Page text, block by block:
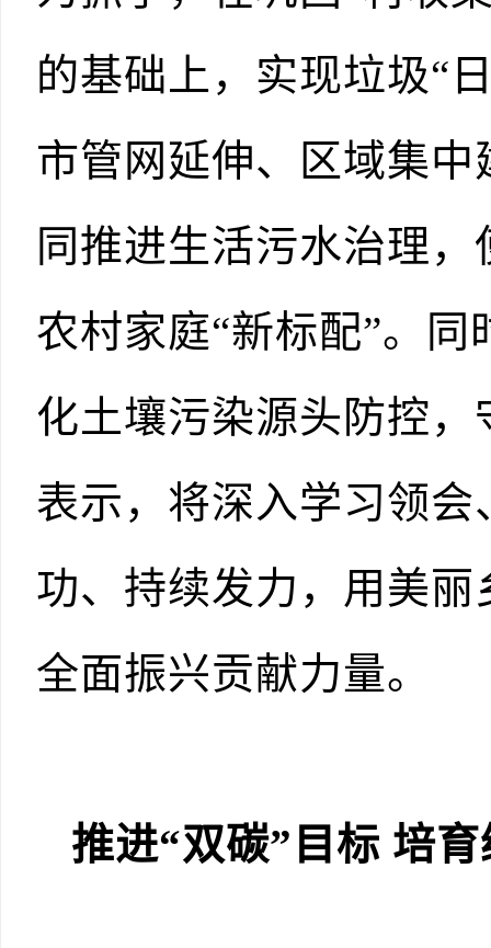
的基础上，实现垃圾“
市管网延伸、区域集
同推进生活污水治理
农村家庭“新标配”。
化土壤污染源头防控
表示，将深入学习领
功、持续发力，用美
全面振兴贡献力量。
推进“双碳”目标 培